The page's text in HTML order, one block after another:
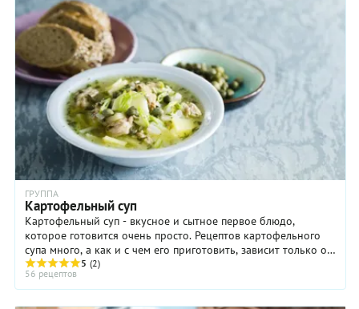
ГРУППА
Картофельный суп
Картофельный суп - вкусное и сытное первое блюдо,
которое готовится очень просто. Рецептов картофельного
супа много, а как и с чем его приготовить, зависит только от
вашего вкуса. Часто картофельный суп готовят на бульоне -
мясном, овощном или грибном. При этом часто в
картофельный суп добавляют другие ингредиенты - те же
5 (2)
56 рецептов